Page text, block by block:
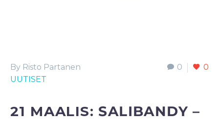
0 0
By Risto Partanen
UUTISET
21 MAALIS: SALIBANDY –